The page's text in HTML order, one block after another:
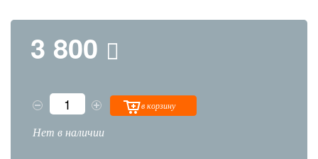
3 800
в корзину
Нет в наличии